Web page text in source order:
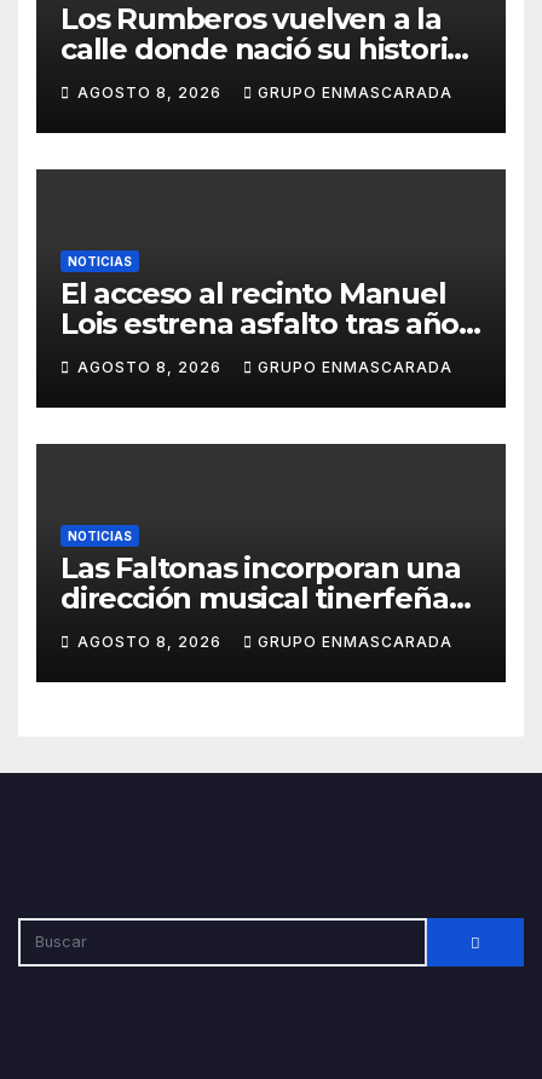
Los Rumberos vuelven a la
calle donde nació su historia:
51 años después, el mismo
barrio, el mismo orgullo
AGOSTO 8, 2026 GRUPO ENMASCARADA
NOTICIAS
El acceso al recinto Manuel
Lois estrena asfalto tras años
de espera
AGOSTO 8, 2026 GRUPO ENMASCARADA
NOTICIAS
Las Faltonas incorporan una
dirección musical tinerfeña
para afrontar con ilusión el
Carnaval de Lanzarote
AGOSTO 8, 2026 GRUPO ENMASCARADA